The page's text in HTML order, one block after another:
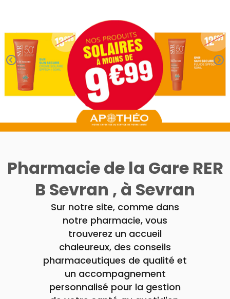
Dispositifs
médicaux
Corps
Homme
Solaire
Visage
VOTRE
APPLICATION
DE SANTÉ
Pharmacie de la Gare RER
B Sevran , à Sevran
Sur notre site, comme dans
notre pharmacie, vous
trouverez un accueil
chaleureux, des conseils
pharmaceutiques de qualité et
un accompagnement
personnalisé pour la gestion